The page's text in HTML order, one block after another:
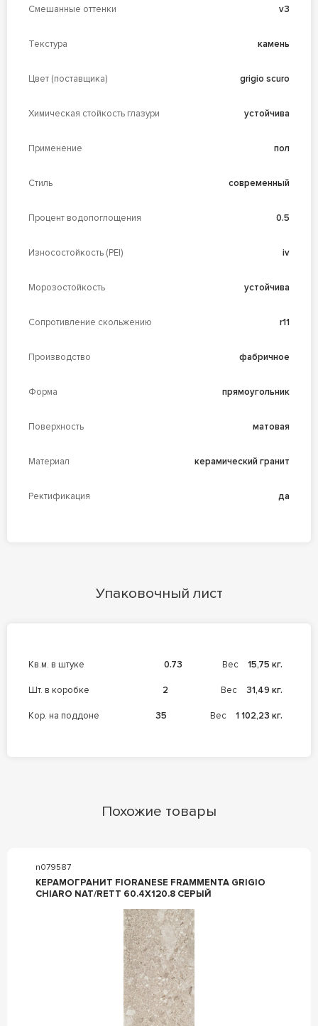
Смешанные оттенки v3
Текстура камень
Цвет (поставщика) grigio scuro
Химическая стойкость глазури устойчива
Применение пол
Стиль современный
Процент водопоглощения 0.5
Износостойкость (PEI) iv
Морозостойкость устойчива
Сопротивление скольжению r11
Производство фабричное
Форма прямоугольник
Поверхность матовая
Материал керамический гранит
Ректификация да
Упаковочный лист
кв.м. в штуке 0.73 Вес 15,75 кг.
шт. в коробке 2 Вес 31,49 кг.
кор. на поддоне 35 Вес 1 102,23 кг.
Похожие товары
n079587
КЕРАМОГРАНИТ FIORANESE FRAMMENTA GRIGIO
CHIARO NAT/RETT 60.4X120.8 СЕРЫЙ